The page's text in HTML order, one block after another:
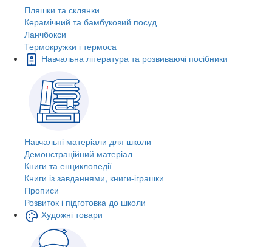
Пляшки та склянки
Керамічний та бамбуковий посуд
Ланчбокси
Термокружки і термоса
Навчальна література та розвиваючі посібники
Навчальні матеріали для школи
Демонстраційний матеріал
Книги та енциклопедії
Книги із завданнями, книги-іграшки
Прописи
Розвиток і підготовка до школи
Художні товари